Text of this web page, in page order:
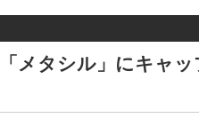
メタシル」にキャッ